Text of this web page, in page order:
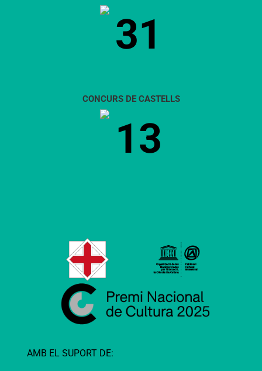
31
CONCURS DE CASTELLS
13
AMB EL SUPORT DE: